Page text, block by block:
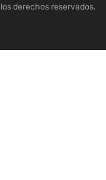
derechos reservados.